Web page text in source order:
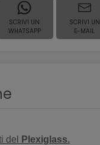
SCRIVI UN
WHATSAPP
SCRIVI UN
E-MAIL
del Plexiglass.